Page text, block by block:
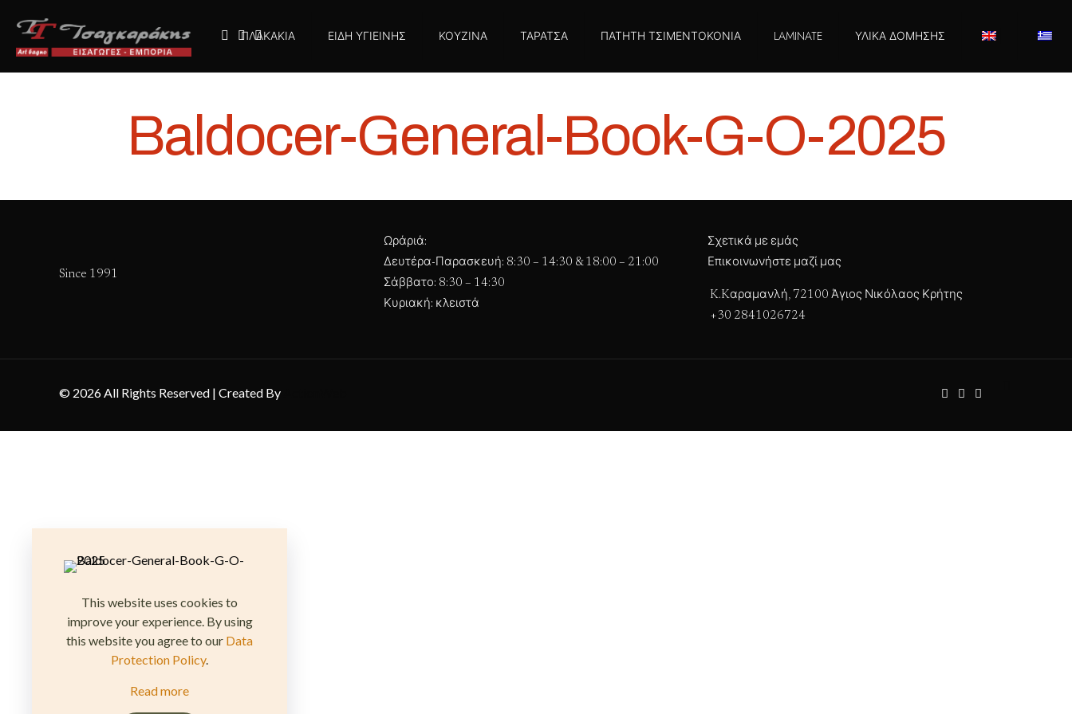
ΠΛΑΚΑΚΙΑ ΕΙΔΗ ΥΓΙΕΙΝΗΣ ΚΟΥΖΙΝΑ ΤΑΡΑΤΣΑ ΠΑΤΗΤΗ ΤΣΙΜΕΝΤΟΚΟΝΙΑ LAMINATE ΥΛΙΚΑ ΔΟΜΗΣΗΣ
Baldocer-General-Book-G-O-2025
Since 1991
Ωράριά:
Δευτέρα-Παρασκευή: 8:30 – 14:30 & 18:00 – 21:00
Σάββατο: 8:30 – 14:30
Κυριακή: κλειστά
Σχετικά με εμάς
Επικοινωνήστε μαζί μας
K.Kαραμανλή, 72100 Άγιος Νικόλαος Κρήτης
+30 2841026724
© 2026 All Rights Reserved | Created By
This website uses cookies to
improve your experience. By using
this website you agree to our Data
Protection Policy.
Read more